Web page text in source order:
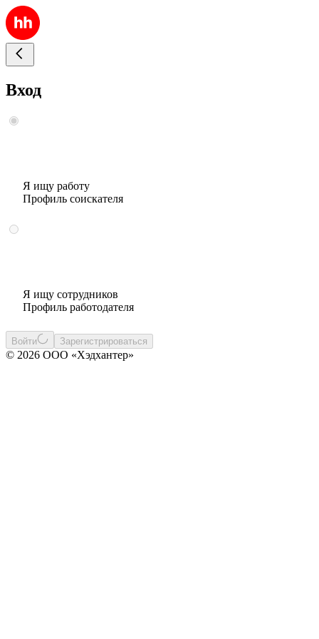
Вход
Я ищу работу
Профиль соискателя
Я ищу сотрудников
Профиль работодателя
Войти Зарегистрироваться
© 2026 ООО «Хэдхантер»